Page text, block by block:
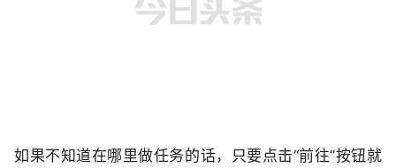
如果不知道在哪里做任务的话，只要点击“前往”按钮就